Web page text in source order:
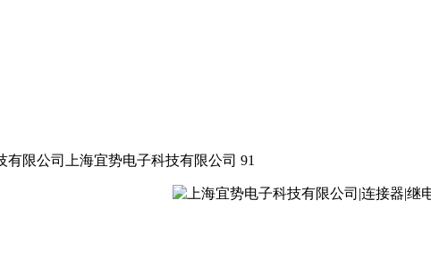
有限公司上海宜势电子科技有限公司 91